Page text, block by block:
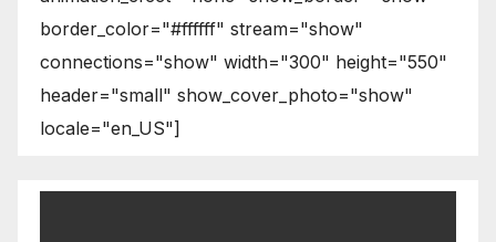
border_color="#ffffff" stream="show"
connections="show" width="300" height="550"
header="small" show_cover_photo="show"
locale="en_US"]